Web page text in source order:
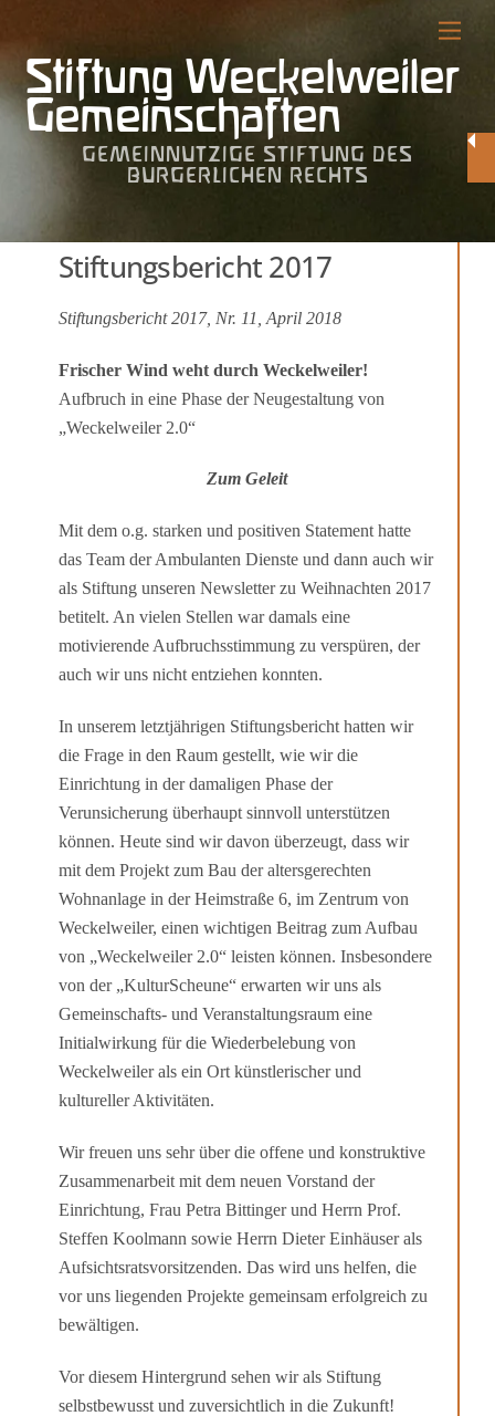
content
Stiftung Weckelweiler
Gemeinschaften
GEMEINNÜTZIGE STIFTUNG DES
BÜRGERLICHEN RECHTS
Stiftungsbericht 2017
Stiftungsbericht 2017, Nr. 11, April 2018
Frischer Wind weht durch Weckelweiler!
Aufbruch in eine Phase der Neugestaltung von
„Weckelweiler 2.0“
Zum Geleit
Mit dem o.g. starken und positiven Statement hatte
das Team der Ambulanten Dienste und dann auch wir
als Stiftung unseren Newsletter zu Weihnachten 2017
betitelt. An vielen Stellen war damals eine
motivierende Aufbruchsstimmung zu verspüren, der
auch wir uns nicht entziehen konnten.
In unserem letztjährigen Stiftungsbericht hatten wir
die Frage in den Raum gestellt, wie wir die
Einrichtung in der damaligen Phase der
Verunsicherung überhaupt sinnvoll unterstützen
können. Heute sind wir davon überzeugt, dass wir
mit dem Projekt zum Bau der altersgerechten
Wohnanlage in der Heimstraße 6, im Zentrum von
Weckelweiler, einen wichtigen Beitrag zum Aufbau
von „Weckelweiler 2.0“ leisten können. Insbesondere
von der „KulturScheune“ erwarten wir uns als
Gemeinschafts- und Veranstaltungsraum eine
Initialwirkung für die Wiederbelebung von
Weckelweiler als ein Ort künstlerischer und
kultureller Aktivitäten.
Wir freuen uns sehr über die offene und konstruktive
Zusammenarbeit mit dem neuen Vorstand der
Einrichtung, Frau Petra Bittinger und Herrn Prof.
Steffen Koolmann sowie Herrn Dieter Einhäuser als
Aufsichtsratsvorsitzenden. Das wird uns helfen, die
vor uns liegenden Projekte gemeinsam erfolgreich zu
bewältigen.
Vor diesem Hintergrund sehen wir als Stiftung
selbstbewusst und zuversichtlich in die Zukunft!